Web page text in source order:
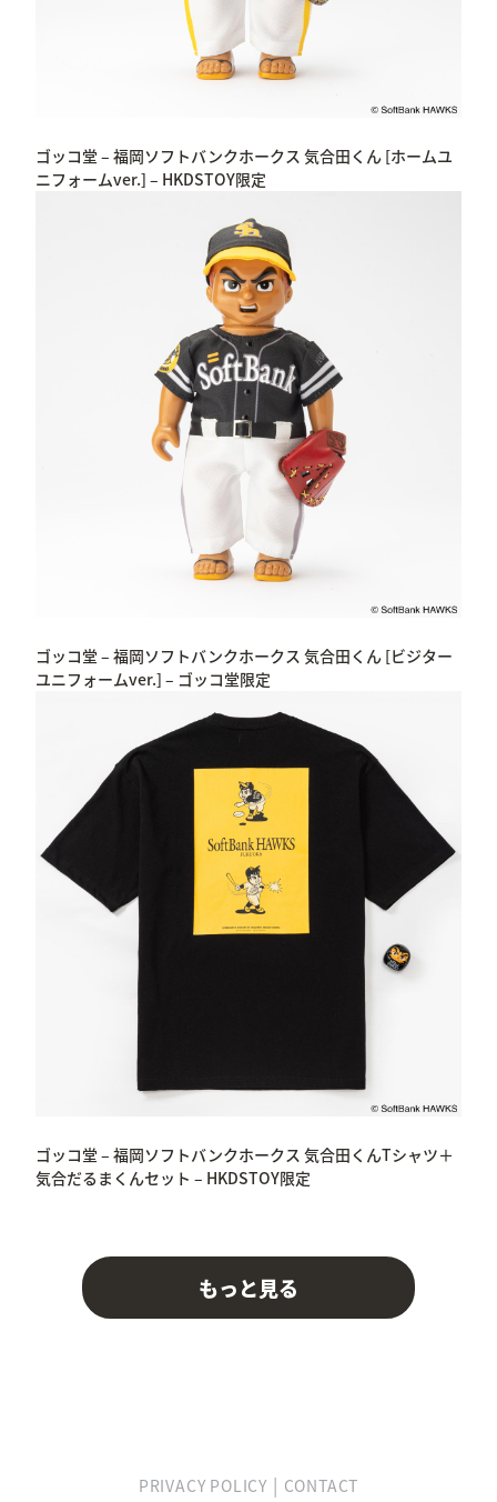
ゴッコ堂 – 福岡ソフトバンクホークス 気合田くん [ホームユ
ニフォームver.] – HKDSTOY限定
ゴッコ堂 – 福岡ソフトバンクホークス 気合田くん [ビジター
ユニフォームver.] – ゴッコ堂限定
ゴッコ堂 – 福岡ソフトバンクホークス 気合田くんTシャツ＋
気合だるまくんセット – HKDSTOY限定
もっと見る
PRIVACY POLICY | CONTACT